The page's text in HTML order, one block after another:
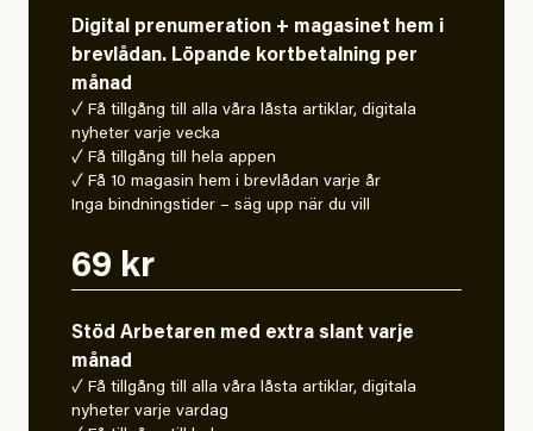
Digital prenumeration + magasinet hem i
brevlådan. Löpande kortbetalning per
månad
✓ Få tillgång till alla våra låsta artiklar, digitala
nyheter varje vecka
✓ Få tillgång till hela appen
✓ Få 10 magasin hem i brevlådan varje år
Inga bindningstider – säg upp när du vill
69 kr
Stöd Arbetaren med extra slant varje
månad
✓ Få tillgång till alla våra låsta artiklar, digitala
nyheter varje vardag